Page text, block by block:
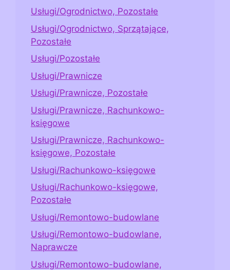
Usługi/Ogrodnictwo, Pozostałe
Usługi/Ogrodnictwo, Sprzątające,
Pozostałe
Usługi/Pozostałe
Usługi/Prawnicze
Usługi/Prawnicze, Pozostałe
Usługi/Prawnicze, Rachunkowo-
księgowe
Usługi/Prawnicze, Rachunkowo-
księgowe, Pozostałe
Usługi/Rachunkowo-księgowe
Usługi/Rachunkowo-księgowe,
Pozostałe
Usługi/Remontowo-budowlane
Usługi/Remontowo-budowlane,
Naprawcze
Usługi/Remontowo-budowlane,